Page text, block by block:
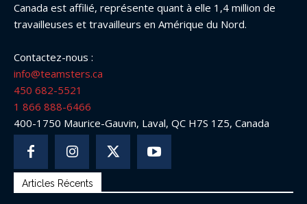
Canada est affilié, représente quant à elle 1,4 million de
travailleuses et travailleurs en Amérique du Nord.
Contactez-nous :
info@teamsters.ca
450 682-5521
1 866 888-6466
400-1750 Maurice-Gauvin, Laval, QC H7S 1Z5, Canada
Articles Récents